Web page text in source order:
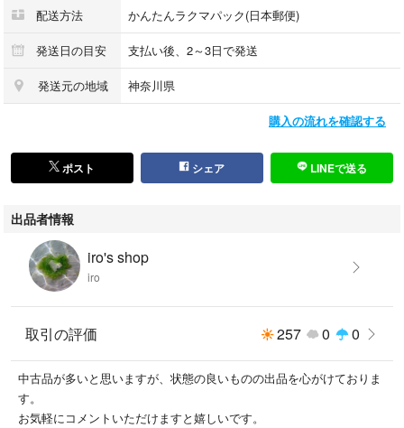
配送方法 かんたんラクマパック(日本郵便)
発送日の目安 支払い後、2～3日で発送
発送元の地域 神奈川県
購入の流れを確認する
ポスト シェア LINEで送る
出品者情報
iro's shop
iro
取引の評価 257 0 0
中古品が多いと思いますが、状態の良いものの出品を心がけておりま
す。
お気軽にコメントいただけますと嬉しいです。